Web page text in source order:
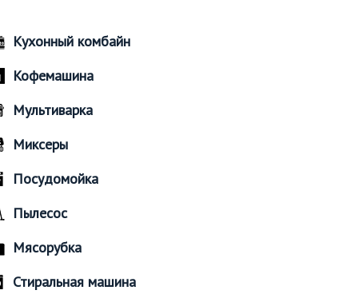
Кухонный комбайн
Кофемашина
Мультиварка
Миксеры
Посудомойка
Пылесос
Мясорубка
Стиральная машина